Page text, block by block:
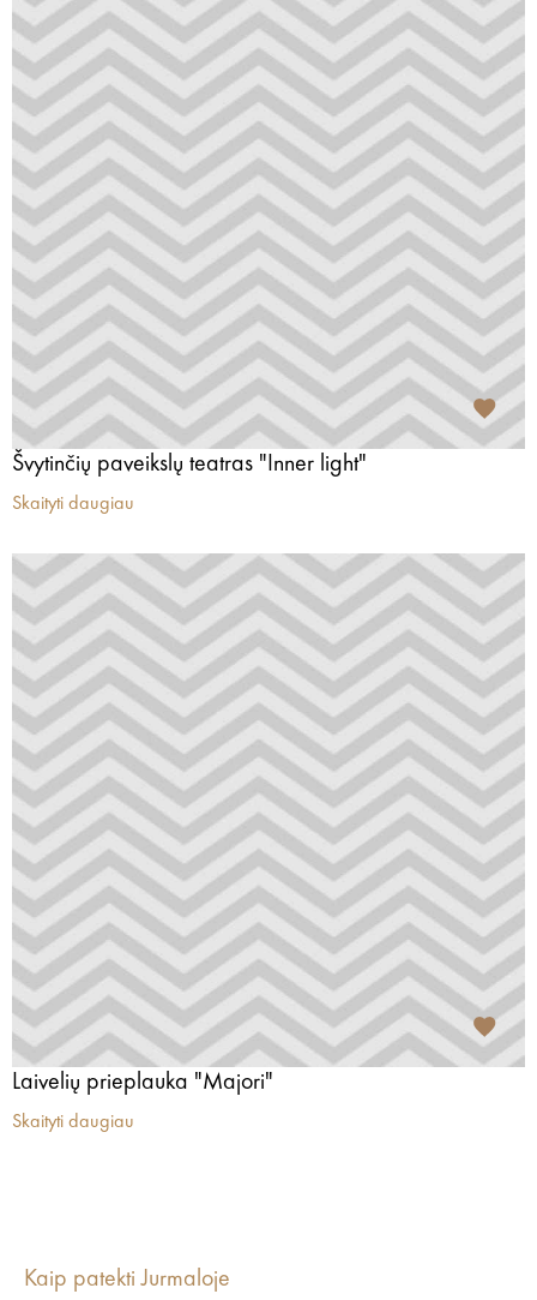
Švytinčių paveikslų teatras "Inner light"
Skaityti daugiau
Laivelių prieplauka "Majori"
Skaityti daugiau
Kaip patekti Jurmaloje